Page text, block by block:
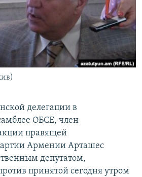
делегации в
ОБСЕ, член
правящей
Армении Арташес
депутатом,
принятой сегодня утром